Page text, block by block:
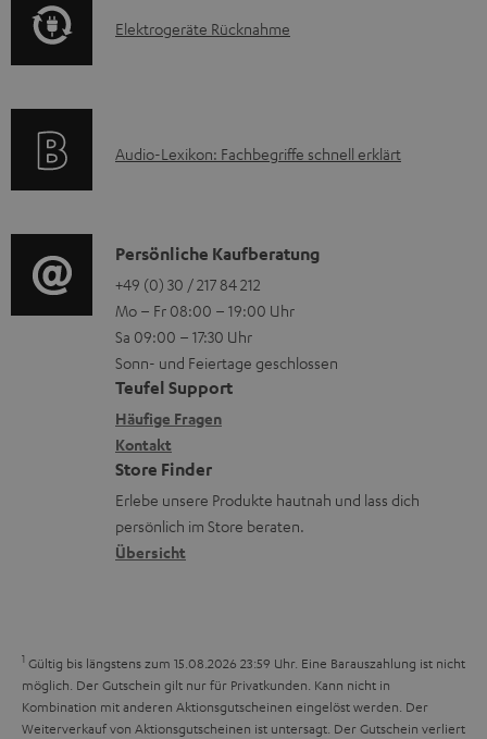
u
r
d
e
n
i
n
m
V
e
r
s
a
n
d
r
i
e
n
z
u
r
G
a
r
a
n
e
E
t
g
e
r
ä
t
e
R
ü
c
k
m
e
Elektrogeräte Rücknahme
A
i
o
-
L
e
x
i
k
o
n
Audio-Lexikon: Fachbegriffe schnell erklärt
K
o
n
t
a
k
t
d
a
t
Persönliche Kaufberatung
+49 (0) 30 / 217 84 212
Mo – Fr 08:00 – 19:00 Uhr
Sa 09:00 – 17:30 Uhr
Sonn- und Feiertage geschlossen
Teufel Support
Häufige Fragen
Kontakt
Store Finder
Erlebe unsere Produkte hautnah und lass dich
persönlich im Store beraten.
Übersicht
1 Gültig bis längstens zum 15.08.2026 23:59 Uhr. Eine Barauszahlung ist nicht
möglich. Der Gutschein gilt nur für Privatkunden. Kann nicht in
Kombination mit anderen Aktionsgutscheinen eingelöst werden. Der
Weiterverkauf von Aktionsgutscheinen ist untersagt. Der Gutschein verliert